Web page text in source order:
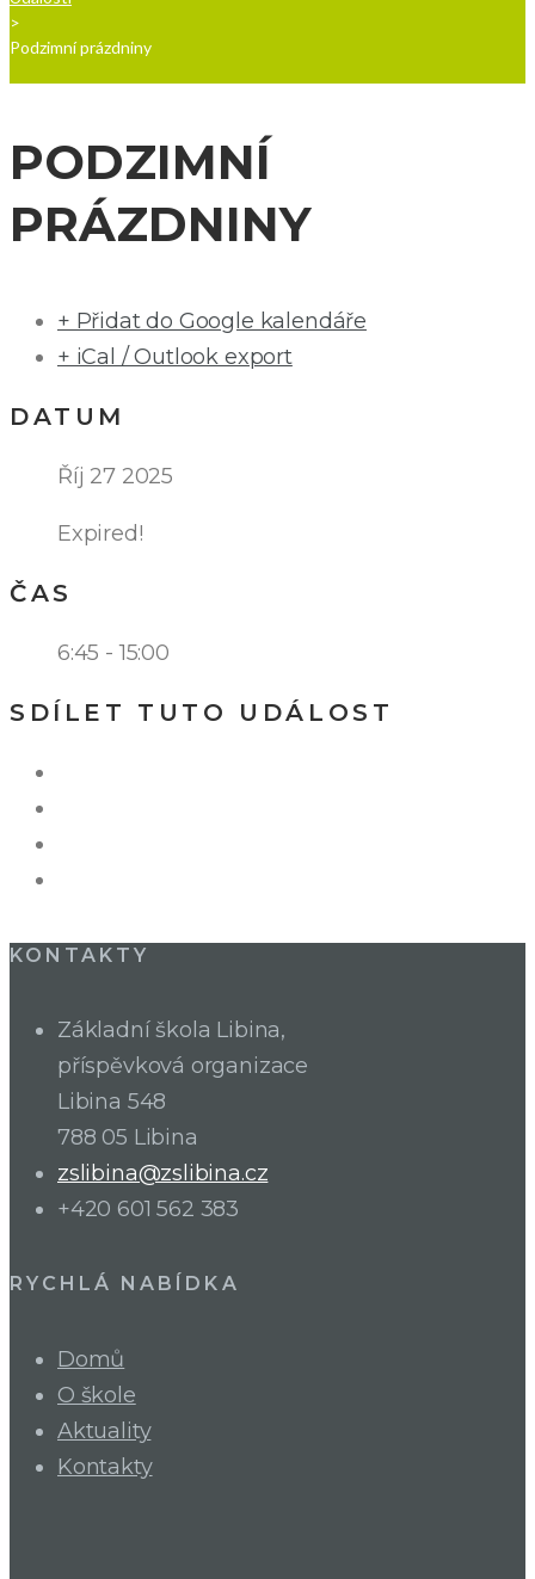
>
Podzimní prázdniny
PODZIMNÍ
PRÁZDNINY
+ Přidat do Google kalendáře
+ iCal / Outlook export
DATUM
Říj 27 2025
Expired!
ČAS
6:45 - 15:00
SDÍLET TUTO UDÁLOST
KONTAKTY
Základní škola Libina,
příspěvková organizace
Libina 548
788 05 Libina
zslibina@zslibina.cz
+420 601 562 383
RYCHLÁ NABÍDKA
Domů
O škole
Aktuality
Kontakty